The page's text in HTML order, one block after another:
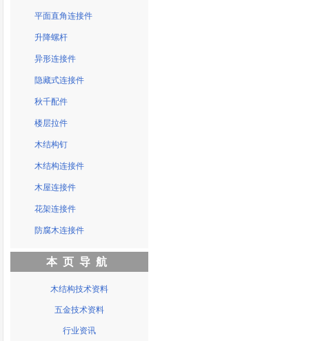
平面直角连接件
升降螺杆
异形连接件
隐藏式连接件
秋千配件
楼层拉件
木结构钉
木结构连接件
木屋连接件
花架连接件
防腐木连接件
本页导航
木结构技术资料
五金技术资料
行业资讯